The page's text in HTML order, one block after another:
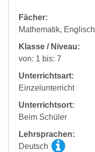
Fächer:
Mathematik,
Klasse / Niveau:
von: 1 bis: 7
Unterrichtsart:
Einzelunterricht
Unterrichtsort:
Beim Schüler
Lehrsprachen:
Deutsch